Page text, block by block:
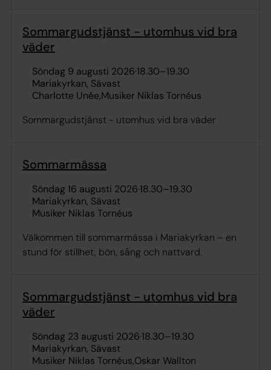
Sommargudstjänst - utomhus vid bra
väder
söndag 9 augusti 2026·18.30–19.30
Mariakyrkan, Sävast
Charlotte UnéeMusiker Niklas Tornéus
Sommargudstjänst - utomhus vid bra väder
Sommarmässa
söndag 16 augusti 2026·18.30–19.30
Mariakyrkan, Sävast
Musiker Niklas Tornéus
Välkommen till sommarmässa i Mariakyrkan – en
stund för stillhet, bön, sång och nattvard.
Sommargudstjänst - utomhus vid bra
väder
söndag 23 augusti 2026·18.30–19.30
Mariakyrkan, Sävast
Musiker Niklas Tornéus Oskar Wallton